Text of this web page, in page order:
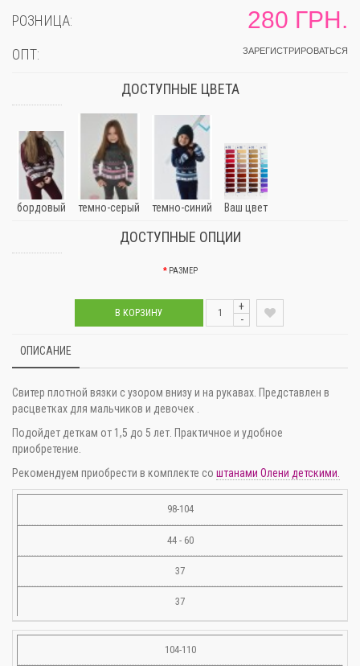
РОЗНИЦА: 280 ГРН.
ОПТ: ЗАРЕГИСТРИРОВАТЬСЯ
ДОСТУПНЫЕ ЦВЕТА
бордовый темно-серый темно-синий Ваш цвет
ДОСТУПНЫЕ ОПЦИИ
РАЗМЕР
В КОРЗИНУ
+
-
ОПИСАНИЕ
Свитер плотной вязки с узором внизу и на рукавах. Представлен в
расцветках для мальчиков и девочек .
Подойдет деткам от 1,5 до 5 лет. Практичное и удобное
приобретение.
Рекомендуем приобрести в комплекте со штанами Олени детскими.
98-104
44 - 60
37
37
104-110